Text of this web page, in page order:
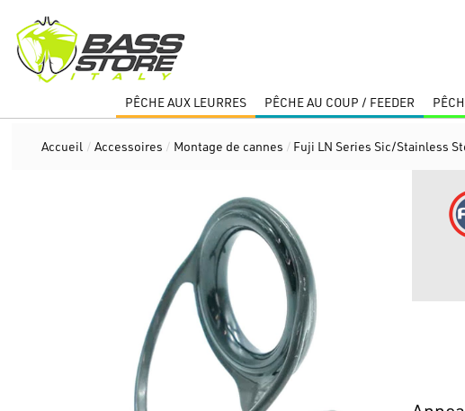
PÊCHE AUX LEURRES PÊCHE AU COUP / FEEDER
Accueil / Accessoires / Montage de cannes / Fuji LN Series Sic/Stainless